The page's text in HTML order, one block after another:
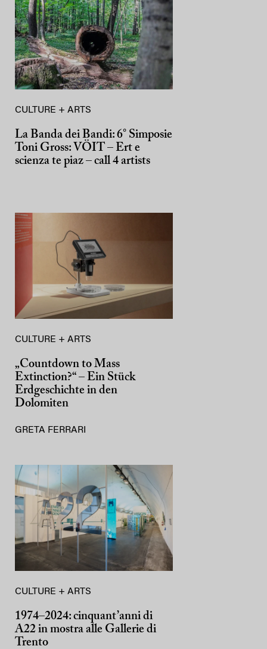
CULTURE + ARTS
La Banda dei Bandi: 6° Simposie
Toni Gross: VÖIT – Ert e
scienza te piaz – call 4 artists
CULTURE + ARTS
„Countdown to Mass
Extinction?“ – Ein Stück
Erdgeschichte in den
Dolomiten
GRETA FERRARI
CULTURE + ARTS
1974–2024: cinquant’anni di
A22 in mostra alle Gallerie di
Trento